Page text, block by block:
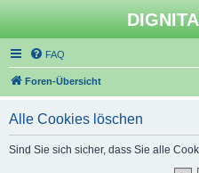
FAQ
Foren-Übersicht
Alle Cookies löschen
Sind Sie sich sicher, dass Sie alle